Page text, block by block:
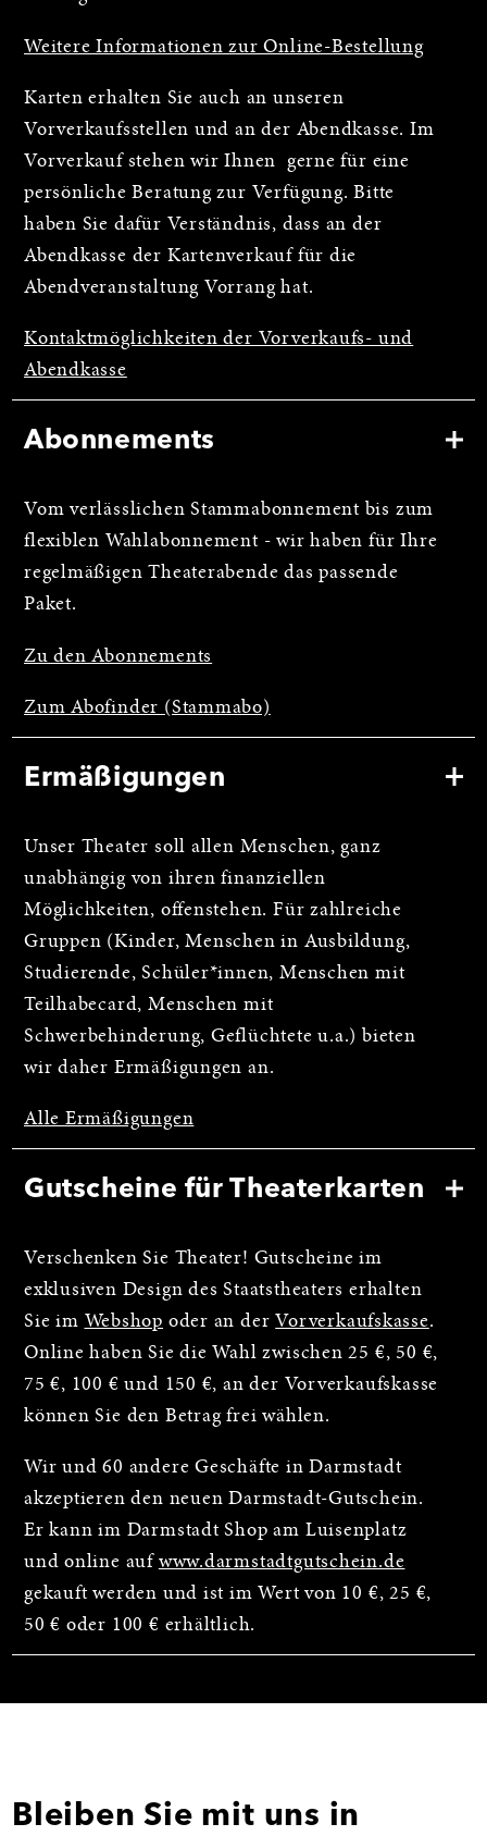
Weitere Informationen zur Online-Bestellung
Karten erhalten Sie auch an unseren
Vorverkaufsstellen und an der Abendkasse. Im
Vorverkauf stehen wir Ihnen gerne für eine
persönliche Beratung zur Verfügung. Bitte
haben Sie dafür Verständnis, dass an der
Abendkasse der Kartenverkauf für die
Abendveranstaltung Vorrang hat.
Kontaktmöglichkeiten der Vorverkaufs- und
Abendkasse
Abonnements
Vom verlässlichen Stammabonnement bis zum
flexiblen Wahlabonnement - wir haben für Ihre
regelmäßigen Theaterabende das passende
Paket.
Zu den Abonnements
Zum Abofinder (Stammabo)
Ermäßigungen
Unser Theater soll allen Menschen, ganz
unabhängig von ihren finanziellen
Möglichkeiten, offenstehen. Für zahlreiche
Gruppen (Kinder, Menschen in Ausbildung,
Studierende, Schüler*innen, Menschen mit
Teilhabecard, Menschen mit
Schwerbehinderung, Geflüchtete u.a.) bieten
wir daher Ermäßigungen an.
Alle Ermäßigungen
Gutscheine für Theaterkarten
Verschenken Sie Theater! Gutscheine im
exklusiven Design des Staatstheaters erhalten
Sie im Webshop oder an der Vorverkaufskasse.
Online haben Sie die Wahl zwischen 25 €, 50 €,
75 €, 100 € und 150 €, an der Vorverkaufskasse
können Sie den Betrag frei wählen.
Wir und 60 andere Geschäfte in Darmstadt
akzeptieren den neuen Darmstadt-Gutschein.
Er kann im Darmstadt Shop am Luisenplatz
und online auf www.darmstadtgutschein.de
gekauft werden und ist im Wert von 10 €, 25 €,
50 € oder 100 € erhältlich.
Bleiben Sie mit uns in